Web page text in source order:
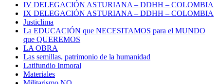
IV DELEGACIÓN ASTURIANA – DDHH – COLOMBIA
IX DELEGACIÓN ASTURIANA – DDHH – COLOMBIA
Justiclima
La EDUCACIÓN que NECESITAMOS para el MUNDO
que QUEREMOS
LA OBRA
Las semillas, patrimonio de la humanidad
Latifundio Inmoral
Materiales